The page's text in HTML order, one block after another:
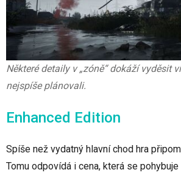
Některé detaily v „zóně“ dokáží vyděsit
nejspíše plánovali.
Enhanced Edition
Spíše než vydatný hlavní chod hra
Tomu odpovídá i cena, která se